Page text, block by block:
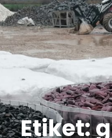
Etiket: